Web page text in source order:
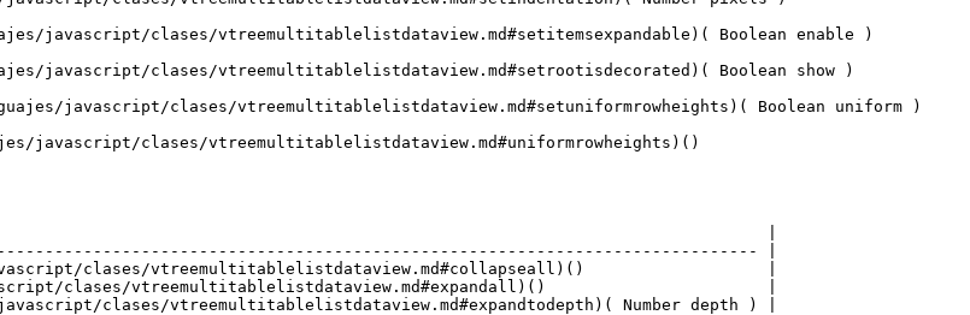
javascript/clases/vtreemultitablelistdataview.md#setitemsexpandable)( Boolean enable )
javascript/clases/vtreemultitablelistdataview.md#setrootisdecorated)( Boolean show )
javascript/clases/vtreemultitablelistdataview.md#setuniformrowheights)( Boolean uniform )
javascript/clases/vtreemultitablelistdataview.md#uniformrowheights)()
|
|
clases/vtreemultitablelistdataview.md#collapseall)()                   |
clases/vtreemultitablelistdataview.md#expandall)()                       |
clases/vtreemultitablelistdataview.md#expandtodepth)( Number depth ) |